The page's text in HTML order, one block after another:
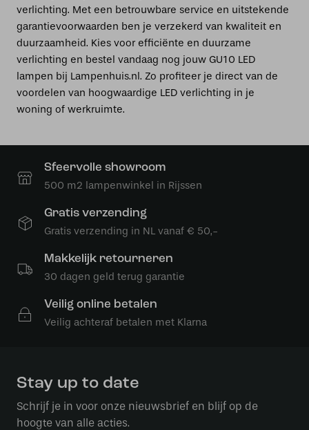
verlichting. Met een betrouwbare service en uitstekende
garantievoorwaarden ben je verzekerd van kwaliteit en
duurzaamheid. Kies voor efficiënte en duurzame
verlichting en bestel vandaag nog jouw GU10 LED
lampen bij Lampenhuis.nl. Zo profiteer je direct van de
voordelen van hoogwaardige LED verlichting in je
woning of werkruimte.
Sfeervolle showroom
500 m2 lampenwinkel in Rijssen
Gratis verzending
Gratis verzending in NL vanaf € 50,-
Makkelijk retourneren
30 dagen geld terug garantie
Veilig online betalen
Veilig achteraf betalen met Klarna
Stay up to date
Schrijf je in voor onze nieuwsbrief en blijf op de
hoogte van alle acties.